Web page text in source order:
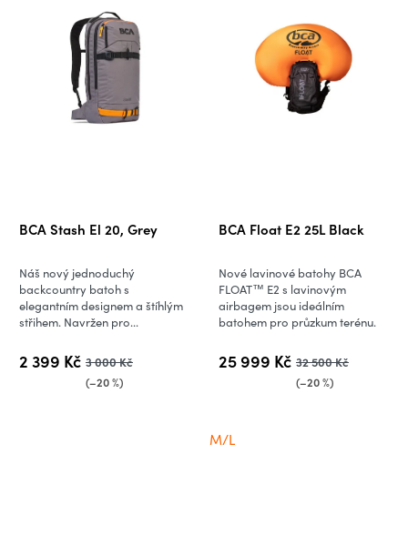
BCA Stash El 20, Grey
2 399 Kč 3 000 Kč
(–20 %)
Náš nový jednoduchý
backcountry batoh s
elegantním designem a štíhlým
střihem. Navržen pro...
BCA Float E2 25L Black
25 999 Kč 32 500 Kč
(–20 %)
Nové lavinové batohy BCA
FLOAT™ E2 s lavinovým
airbagem jsou ideálním
batohem pro průzkum terénu.
M/L